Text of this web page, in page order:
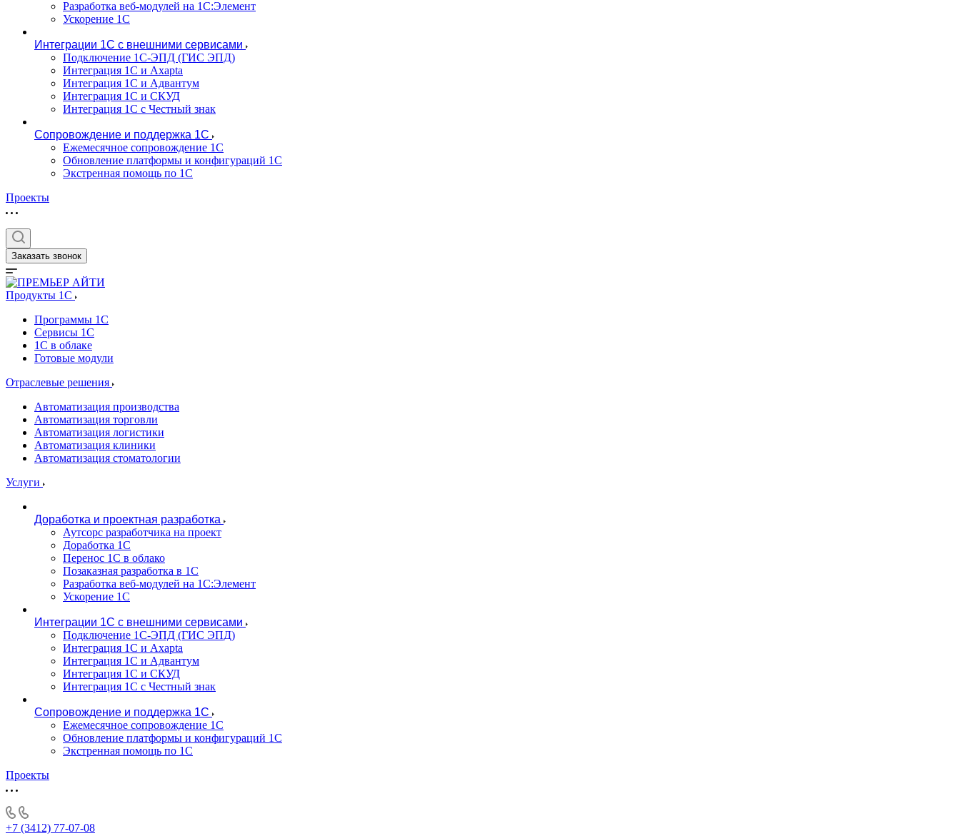
Разработка веб-модулей на 1С:Элемент
Ускорение 1С
Интеграции 1С с внешними сервисами
Подключение 1С-ЭПД (ГИС ЭПД)
Интеграция 1С и Axapta
Интеграция 1С и Адвантум
Интеграция 1С и СКУД
Интеграция 1С с Честный знак
Сопровождение и поддержка 1С
Ежемесячное сопровождение 1С
Обновление платформы и конфигураций 1С
Экстренная помощь по 1С
Проекты
Заказать звонок
Продукты 1C
Программы 1С
Сервисы 1С
1С в облаке
Готовые модули
Отраслевые решения
Автоматизация производства
Автоматизация торговли
Автоматизация логистики
Автоматизация клиники
Автоматизация стоматологии
Услуги
Доработка и проектная разработка
Аутсорс разработчика на проект
Доработка 1С
Перенос 1С в облако
Позаказная разработка в 1С
Разработка веб-модулей на 1С:Элемент
Ускорение 1С
Интеграции 1С с внешними сервисами
Подключение 1С-ЭПД (ГИС ЭПД)
Интеграция 1С и Axapta
Интеграция 1С и Адвантум
Интеграция 1С и СКУД
Интеграция 1С с Честный знак
Сопровождение и поддержка 1С
Ежемесячное сопровождение 1С
Обновление платформы и конфигураций 1С
Экстренная помощь по 1С
Проекты
+7 (3412) 77-07-08